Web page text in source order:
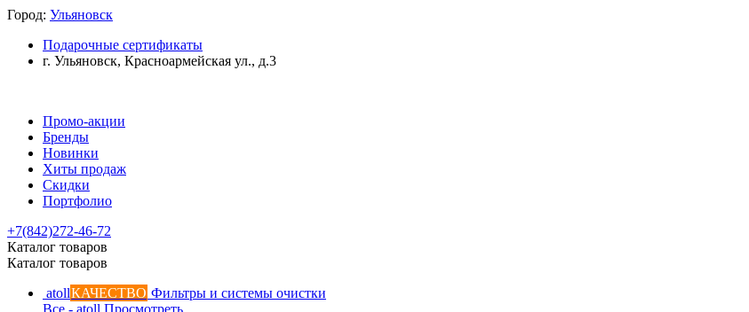
Город: Ульяновск
Подарочные сертификаты
г. Ульяновск, Красноармейская ул., д.3
Промо-акции
Бренды
Новинки
Хиты продаж
Скидки
Портфолио
+7(842)272-46-72
Каталог товаров
Каталог товаров
atollКАЧЕСТВО Фильтры и системы очистки
Все - atoll Просмотреть